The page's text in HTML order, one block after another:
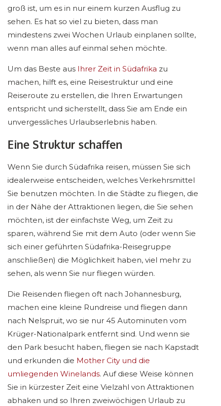
groß ist, um es in nur einem kurzen Ausflug zu
sehen. Es hat so viel zu bieten, dass man
mindestens zwei Wochen Urlaub einplanen sollte,
wenn man alles auf einmal sehen möchte.
Um das Beste aus Ihrer Zeit in Südafrika zu
machen, hilft es, eine Reisestruktur und eine
Reiseroute zu erstellen, die Ihren Erwartungen
entspricht und sicherstellt, dass Sie am Ende ein
unvergessliches Urlaubserlebnis haben.
Eine Struktur schaffen
Wenn Sie durch Südafrika reisen, müssen Sie sich
idealerweise entscheiden, welches Verkehrsmittel
Sie benutzen möchten. In die Städte zu fliegen, die
in der Nähe der Attraktionen liegen, die Sie sehen
möchten, ist der einfachste Weg, um Zeit zu
sparen, während Sie mit dem Auto (oder wenn Sie
sich einer geführten Südafrika-Reisegruppe
anschließen) die Möglichkeit haben, viel mehr zu
sehen, als wenn Sie nur fliegen würden.
Die Reisenden fliegen oft nach Johannesburg,
machen eine kleine Rundreise und fliegen dann
nach Nelspruit, wo sie nur 45 Autominuten vom
Krüger-Nationalpark entfernt sind. Und wenn sie
den Park besucht haben, fliegen sie nach Kapstadt
und erkunden die Mother City und die
umliegenden Winelands. Auf diese Weise können
Sie in kürzester Zeit eine Vielzahl von Attraktionen
abhaken und so Ihren zweiwöchigen Urlaub zu